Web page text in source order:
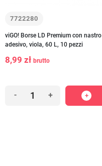
7722280
viGO! Borse LD Premium con nastro
adesivo, viola, 60 L, 10 pezzi
8,99 zł brutto
- +